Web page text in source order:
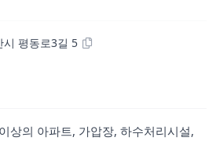
시 평동로3길 5
상의 아파트, 가압장, 하수처리시설,